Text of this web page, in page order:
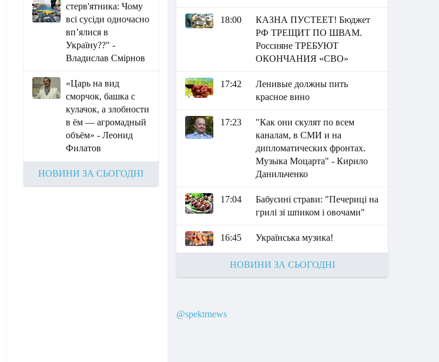
стерв'ятника: Чому
всі сусіди одночасно
вп’ялися в
Україну??" -
Владислав Смірнов
«Царь на вид
сморчок, башка с
кулачок, а злобности
в ём — агромадный
объём» - Леонид
Филатов
НОВИНИ ЗА СЬОГОДНІ
18:00
КАЗНА ПУСТЕЕТ! Бюджет
РФ ТРЕЩИТ ПО ШВАМ.
Россияне ТРЕБУЮТ
ОКОНЧАНИЯ «СВО»
17:42
Ленивые должны пить
красное вино
17:23
"Как они скулят по всем
каналам, в СМИ и на
дипломатических фронтах.
Музыка Моцарта" - Кирило
Данильченко
17:04
Бабусині страви: "Печериці на
грилі зі шпиком і овочами"
16:45 Українська музика!
НОВИНИ ЗА СЬОГОДНІ
@spektrnews